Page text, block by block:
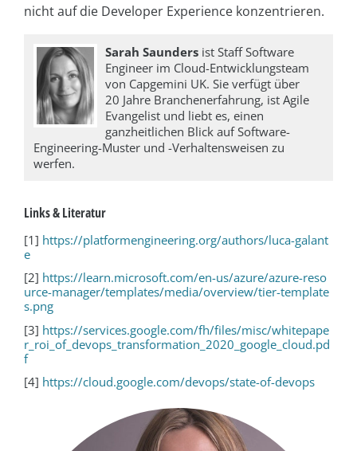
nicht auf die Developer Experience konzentrieren.
Sarah Saunders ist Staff Software
Engineer im Cloud-Entwicklungsteam
von Capgemini UK. Sie verfügt über
20 Jahre Branchenerfahrung, ist Agile
Evangelist und liebt es, einen
ganzheitlichen Blick auf Software-
Engineering-Muster und -Verhaltensweisen zu
werfen.
Links & Literatur
[1] https://platformengineering.org/authors/luca-galant
e
[2] https://learn.microsoft.com/en-us/azure/azure-reso
urce-manager/templates/media/overview/tier-template
s.png
[3] https://services.google.com/fh/files/misc/whitepape
r_roi_of_devops_transformation_2020_google_cloud.pd
f
[4] https://cloud.google.com/devops/state-of-devops